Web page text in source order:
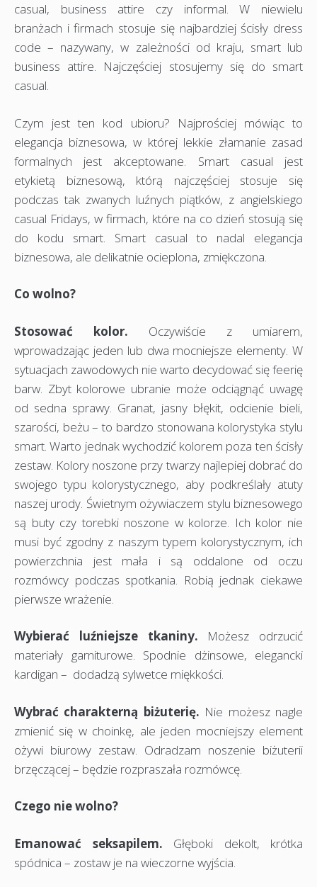
casual, business attire czy informal. W niewielu
branżach i firmach stosuje się najbardziej ścisły dress
code – nazywany, w zależności od kraju, smart lub
business attire. Najczęściej stosujemy się do smart
casual.
Czym jest ten kod ubioru? Najprościej mówiąc to
elegancja biznesowa, w której lekkie złamanie zasad
formalnych jest akceptowane. Smart casual jest
etykietą biznesową, którą najczęściej stosuje się
podczas tak zwanych luźnych piątków, z angielskiego
casual Fridays, w firmach, które na co dzień stosują się
do kodu smart. Smart casual to nadal elegancja
biznesowa, ale delikatnie ocieplona, zmiękczona.
Co wolno?
Stosować kolor. Oczywiście z umiarem,
wprowadzając jeden lub dwa mocniejsze elementy. W
sytuacjach zawodowych nie warto decydować się feerię
barw. Zbyt kolorowe ubranie może odciągnąć uwagę
od sedna sprawy. Granat, jasny błękit, odcienie bieli,
szarości, beżu – to bardzo stonowana kolorystyka stylu
smart. Warto jednak wychodzić kolorem poza ten ścisły
zestaw. Kolory noszone przy twarzy najlepiej dobrać do
swojego typu kolorystycznego, aby podkreślały atuty
naszej urody. Świetnym ożywiaczem stylu biznesowego
są buty czy torebki noszone w kolorze. Ich kolor nie
musi być zgodny z naszym typem kolorystycznym, ich
powierzchnia jest mała i są oddalone od oczu
rozmówcy podczas spotkania. Robią jednak ciekawe
pierwsze wrażenie.
Wybierać luźniejsze tkaniny. Możesz odrzucić
materiały garniturowe. Spodnie dżinsowe, elegancki
kardigan – dodadzą sylwetce miękkości.
Wybrać charakterną biżuterię. Nie możesz nagle
zmienić się w choinkę, ale jeden mocniejszy element
ożywi biurowy zestaw. Odradzam noszenie biżuterii
brzęczącej – będzie rozpraszała rozmówcę.
Czego nie wolno?
Emanować seksapilem. Głęboki dekolt, krótka
spódnica – zostaw je na wieczorne wyjścia.